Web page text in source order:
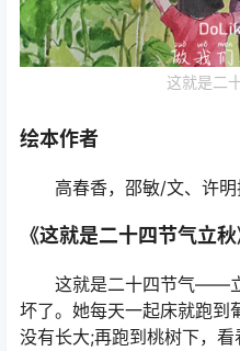
这就是二
绘本作者
高春香，邵敏/文、许明
《这就是二十四节气立
这就是二十四节气——立
坏了。她每天一起床就跑到
没有长大;再跑到桃树下，